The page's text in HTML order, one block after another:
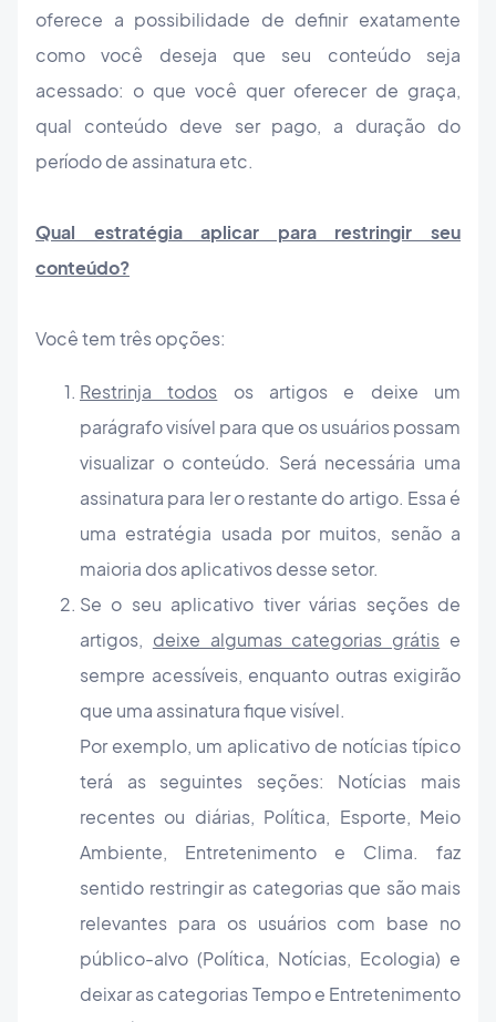
oferece a possibilidade de definir exatamente
como você deseja que seu conteúdo seja
acessado: o que você quer oferecer de graça,
qual conteúdo deve ser pago, a duração do
período de assinatura etc.
Qual estratégia aplicar para restringir seu
conteúdo?
Você tem três opções:
Restrinja todos os artigos e deixe um
parágrafo visível para que os usuários possam
visualizar o conteúdo. Será necessária uma
assinatura para ler o restante do artigo. Essa é
uma estratégia usada por muitos, senão a
maioria dos aplicativos desse setor.
Se o seu aplicativo tiver várias seções de
artigos, deixe algumas categorias grátis e
sempre acessíveis, enquanto outras exigirão
que uma assinatura fique visível.
Por exemplo, um aplicativo de notícias típico
terá as seguintes seções: Notícias mais
recentes ou diárias, Política, Esporte, Meio
Ambiente, Entretenimento e Clima. faz
sentido restringir as categorias que são mais
relevantes para os usuários com base no
público-alvo (Política, Notícias, Ecologia) e
deixar as categorias Tempo e Entretenimento